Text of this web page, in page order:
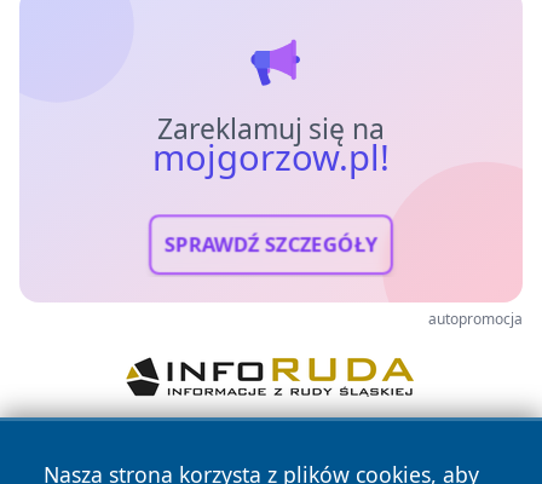
Zareklamuj się na
mojgorzow.pl!
SPRAWDŹ SZCZEGÓŁY
autopromocja
Nasza strona korzysta z plików cookies, aby